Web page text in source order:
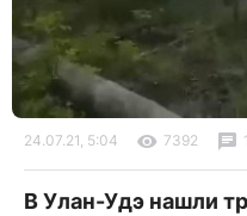
24.07.21, 5:04 7392 1
В Улан-Удэ нашли